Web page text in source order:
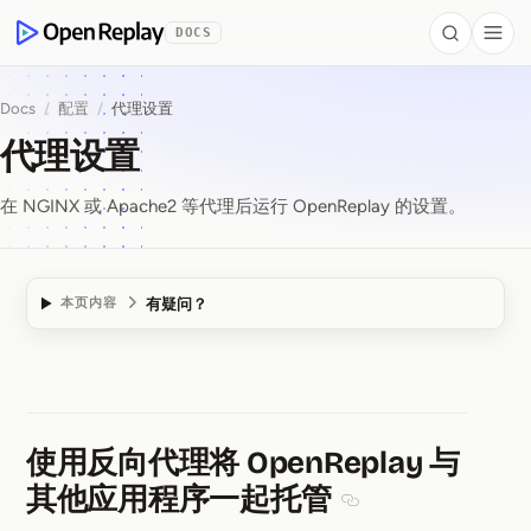
OpenReplay
DOCS Search
Docs / 配置 / 代理设置
代理设置
在 NGINX 或 Apache2 等代理后运行 OpenReplay 的设置。
本页内容 有疑问？
使用反向代理将 OpenReplay 与
其他应用程序一起托管